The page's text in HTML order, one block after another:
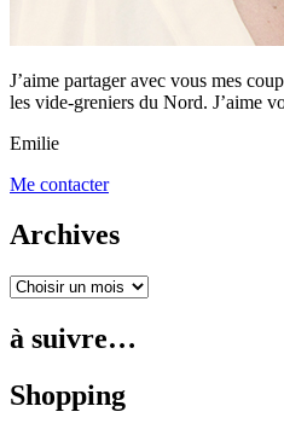
J’aime partager avec vous mes
les vide-greniers du Nord. J’aime
Emilie
Me contacter
Archives
à suivre…
Shopping